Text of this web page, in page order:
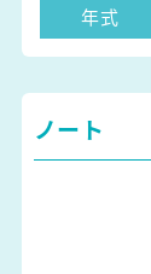
年式
ノート